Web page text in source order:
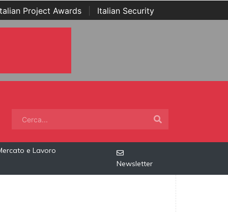
Project Awards Italian Security
e Lavoro
Newsletter